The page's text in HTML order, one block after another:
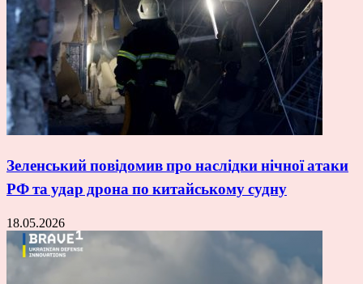
Зеленський повідомив про наслідки нічної атаки
РФ та удар дрона по китайському судну
18.05.2026